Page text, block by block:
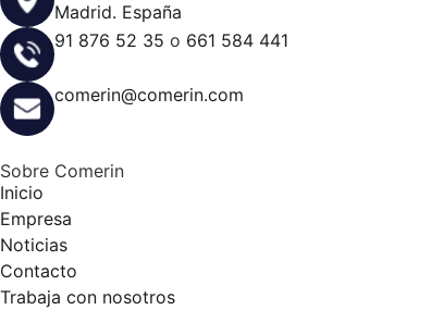
Madrid. España
91 876 52 35 o 661 584 441
comerin@comerin.com
Sobre Comerin
Inicio
Empresa
Noticias
Contacto
Trabaja con nosotros